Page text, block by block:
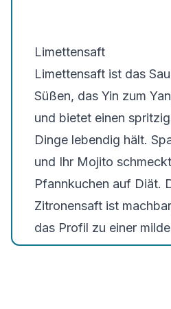
Limettensaft
Limettensaft ist das
Süßen, das Yin zum
und bietet einen
Dinge lebendig hält.
und Ihr Mojito
Pfannkuchen auf Diät.
Zitronensaft ist
das Profil zu einer